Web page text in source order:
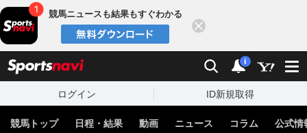
競馬ニュースも結果もすぐわかる
検索 通知
i
ログイン ID新規取得
競馬トップ 日程・結果 動画 ニュース コラム 公式情